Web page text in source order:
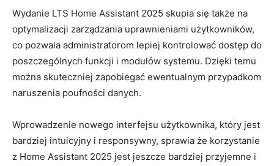
Wydanie LTS Home Assistant 2025 skupia‍ się także na
⁢optymalizacji zarządzania uprawnieniami użytkowników,
co pozwala administratorom lepiej kontrolować‌ dostęp do
poszczególnych funkcji‍ i modułów systemu. Dzięki temu
można skuteczniej⁢ zapobiegać ⁤ewentualnym przypadkom‌
naruszenia⁣ poufności danych.
Wprowadzenie nowego interfejsu użytkownika, który ‍jest
bardziej intuicyjny i ⁢responsywny, sprawia‌ że korzystanie
z Home Assistant 2025 jest jeszcze bardziej ⁣przyjemne i